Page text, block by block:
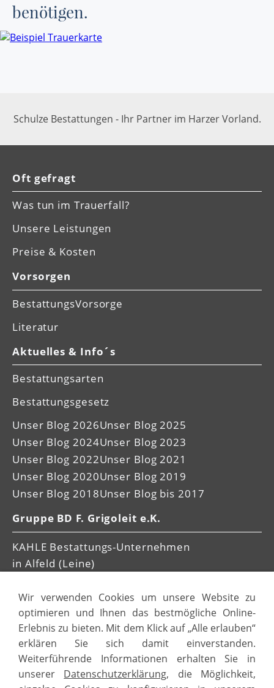
benötigen.
Schulze Bestattungen - Ihr Partner im Harzer Vorland.
Oft gefragt
Was tun im Trauerfall?
Unsere Leistungen
Preise & Kosten
Vorsorgen
BestattungsVorsorge
Literatur
Aktuelles & Info´s
Bestattungsarten
Bestattungsgesetz
Unser Blog 2026Unser Blog 2025
Unser Blog 2024Unser Blog 2023
Unser Blog 2022Unser Blog 2021
Unser Blog 2020Unser Blog 2019
Unser Blog 2018Unser Blog bis 2017
Gruppe BD F. Grigoleit e.K.
KAHLE Bestattungs-Unternehmen
in Alfeld (Leine)
in Seesen (Harz)
Wir verwenden Cookies um unsere Website zu
optimieren und Ihnen das bestmögliche Online-
Erlebnis zu bieten. Mit dem Klick auf „Alle erlauben“
erklären Sie sich damit einverstanden.
Weiterführende Informationen erhalten Sie in
unserer Datenschutzerklärung, die Möglichkeit,